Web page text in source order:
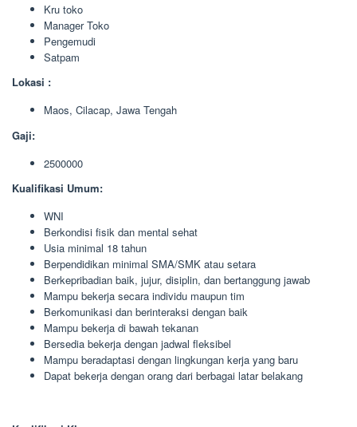
Kru toko
Manager Toko
Pengemudi
Satpam
Lokasi :
Maos, Cilacap, Jawa Tengah
Gaji:
2500000
Kualifikasi Umum:
WNI
Berkondisi fisik dan mental sehat
Usia minimal 18 tahun
Berpendidikan minimal SMA/SMK atau setara
Berkepribadian baik, jujur, disiplin, dan bertanggung jawab
Mampu bekerja secara individu maupun tim
Berkomunikasi dan berinteraksi dengan baik
Mampu bekerja di bawah tekanan
Bersedia bekerja dengan jadwal fleksibel
Mampu beradaptasi dengan lingkungan kerja yang baru
Dapat bekerja dengan orang dari berbagai latar belakang